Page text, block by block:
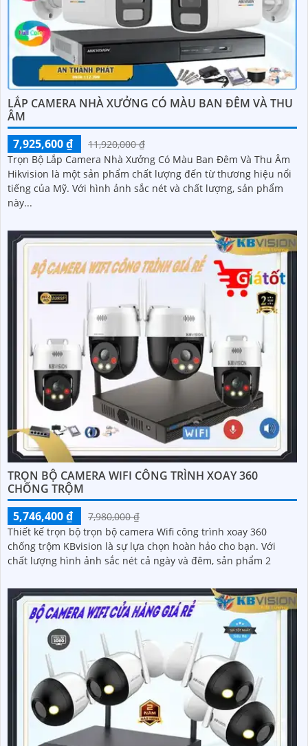
LẮP CAMERA NHÀ XƯỞNG CÓ MÀU BAN ĐÊM VÀ THU
ÂM
7,925,600 ₫
11,920,000 ₫
Trọn Bộ Lắp Camera Nhà Xưởng Có Màu Ban Đêm Và Thu Âm
Hikvision là một sản phẩm chất lượng đến từ thương hiệu nổi
tiếng của Mỹ. Với hình ảnh sắc nét và chất lượng, sản phẩm
này...
TRỌN BỘ CAMERA WIFI CÔNG TRÌNH XOAY 360
CHỐNG TRỘM
5,746,400 ₫
7,980,000 ₫
Thiết kế trọn bộ trọn bộ camera Wifi công trình xoay 360
chống trộm KBvision là sự lựa chọn hoàn hảo cho bạn. Với
chất lượng hình ảnh sắc nét cả ngày và đêm, sản phẩm 2